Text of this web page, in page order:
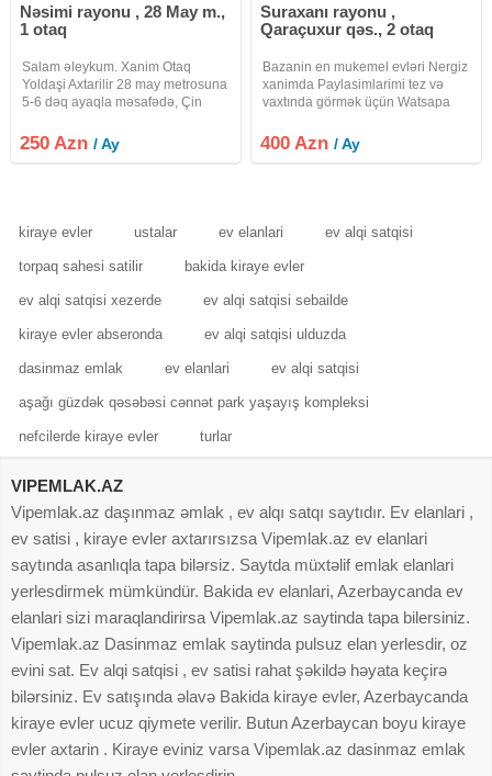
Nəsimi rayonu , 28 May m.,
1 otaq
Salam əleykum. Xanim Otaq
Yoldaşi Axtarilir 28 may metrosuna
5-6 dəq ayaqla məsafədə, Çin
5/4-cü mertebesinde yerləşən,
temirli 1 otaqli, metbexti və
250 Azn/ Ay
Suraxanı rayonu ,
Qaraçuxur qəs., 2 otaq
Bazanin en mukemel evləri Nergiz
xanimda Paylasimlarimi tez və
vaxtında görmək üçün Watsapa
statuslarim düşsün palyaşiram
yeni evləri statusumda 400 AZN/ay
400 Azn/ Ay
kiraye evler ustalar ev elanlari ev alqi satqisi
torpaq sahesi satilir bakida kiraye evler
ev alqi satqisi xezerde ev alqi satqisi sebailde
kiraye evler abseronda ev alqi satqisi ulduzda
dasinmaz emlak ev elanlari ev alqi satqisi
aşağı güzdək qəsəbəsi cənnət park yaşayış kompleksi
nefcilerde kiraye evler turlar
VIPEMLAK.AZ
Vipemlak.az daşınmaz əmlak , ev alqı satqı saytıdır. Ev elanlari ,
ev satisi , kiraye evler axtarırsızsa Vipemlak.az ev elanlari
saytında asanlıqla tapa bilərsiz. Saytda müxtəlif emlak elanlari
yerlesdirmek mümkündür. Bakida ev elanlari, Azerbaycanda ev
elanlari sizi maraqlandirirsa Vipemlak.az saytinda tapa bilersiniz.
Vipemlak.az Dasinmaz emlak saytinda pulsuz elan yerlesdir, oz
evini sat. Ev alqi satqisi , ev satisi rahat şəkildə həyata keçirə
bilərsiniz. Ev satışında əlavə Bakida kiraye evler, Azerbaycanda
kiraye evler ucuz qiymete verilir. Butun Azerbaycan boyu kiraye
evler axtarin . Kiraye eviniz varsa Vipemlak.az dasinmaz emlak